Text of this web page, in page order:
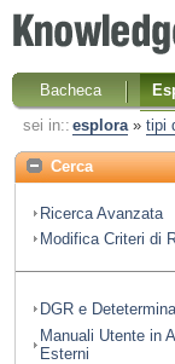
Bacheca
sei in:: esplora» tipi
Cerca
Ricerca Avanzata
Modifica Criteri di
DGR e
Manuali Utente in
Esterni